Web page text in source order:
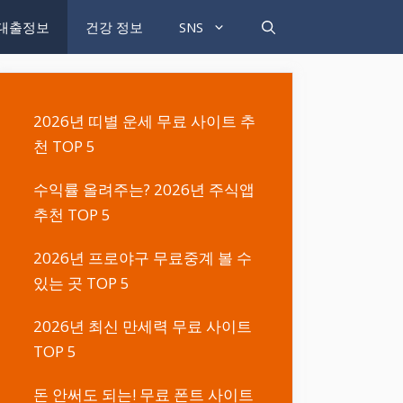
출정보 건강 정보 SNS
2026년 띠별 운세 무료 사이트 추
천 TOP 5
수익률 올려주는? 2026년 주식앱
추천 TOP 5
2026년 프로야구 무료중계 볼 수
있는 곳 TOP 5
2026년 최신 만세력 무료 사이트
TOP 5
돈 안써도 되는! 무료 폰트 사이트